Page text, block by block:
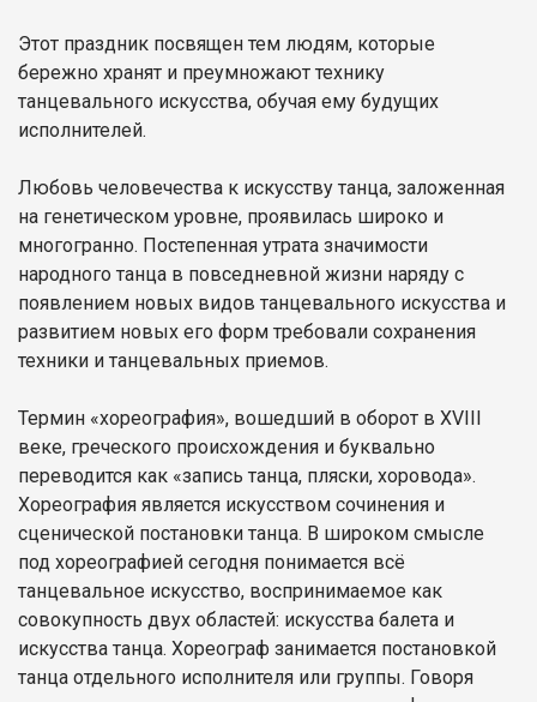
Этот праздник посвящен тем людям, которые
бережно хранят и преумножают технику
танцевального искусства, обучая ему будущих
исполнителей.
Любовь человечества к искусству танца, заложенная
на генетическом уровне, проявилась широко и
многогранно. Постепенная утрата значимости
народного танца в повседневной жизни наряду с
появлением новых видов танцевального искусства и
развитием новых его форм требовали сохранения
техники и танцевальных приемов.
Термин «хореография», вошедший в оборот в XVIII
веке, греческого происхождения и буквально
переводится как «запись танца, пляски, хоровода».
Хореография является искусством сочинения и
сценической постановки танца. В широком смысле
под хореографией сегодня понимается всё
танцевальное искусство, воспринимаемое как
совокупность двух областей: искусства балета и
искусства танца. Хореограф занимается постановкой
танца отдельного исполнителя или группы. Говоря